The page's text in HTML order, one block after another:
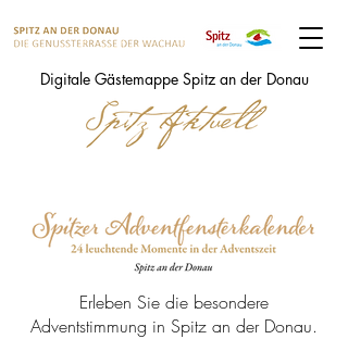
Digitale Gästemappe Spitz an der Donau
Erleben Sie die besondere
Adventstimmung in Spitz an der Donau.